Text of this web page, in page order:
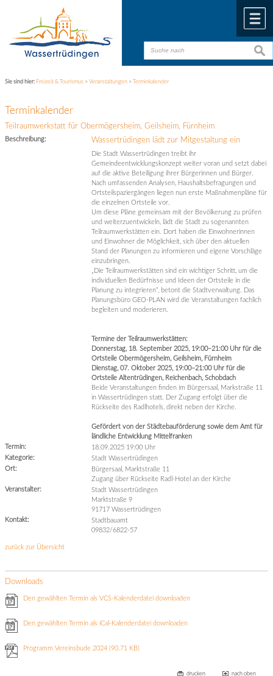
Sie sind hier: Freizeit & Tourismus >Veranstaltungen > Terminkalender
Terminkalender
Teilraumwerkstatt für Obermögersheim, Geilsheim, Fürnheim
Beschreibung: Wassertrüdingen lädt zur Mitgestaltung ein
Die Stadt Wassertrüdingen treibt ihr
Gemeindeentwicklungskonzept weiter voran und setzt dabei
auf die aktive Beteiligung ihrer Bürgerinnen und Bürger.
Nach umfassenden Analysen, Haushaltsbefragungen und
Ortsteilspaziergängen liegen nun erste Maßnahmenpläne für
die einzelnen Ortsteile vor.
Um diese Pläne gemeinsam mit der Bevölkerung zu prüfen
und weiterzuentwickeln, lädt die Stadt zu sogenannten
Teilraumwerkstätten ein. Dort haben die Einwohnerinnen
und Einwohner die Möglichkeit, sich über den aktuellen
Stand der Planungen zu informieren und eigene Vorschläge
einzubringen.
„Die Teilraumwerkstätten sind ein wichtiger Schritt, um die
individuellen Bedürfnisse und Ideen der Ortsteile in die
Planung zu integrieren“, betont die Stadtverwaltung. Das
Planungsbüro GEO-PLAN wird die Veranstaltungen fachlich
begleiten und moderieren.
Termine der Teilraumwerkstätten:
Donnerstag, 18. September 2025, 19:00–21:00 Uhr für die
Ortsteile Obermögersheim, Geilsheim, Fürnheim
Dienstag, 07. Oktober 2025, 19:00–21:00 Uhr für die
Ortsteile Altentrüdingen, Reichenbach, Schobdach
Beide Veranstaltungen finden im Bürgersaal, Markstraße 11
in Wassertrüdingen statt. Der Zugang erfolgt über die
Rückseite des Radlhotels, direkt neben der Kirche.
Gefördert von der Städtebauförderung sowie dem Amt für
ländliche Entwicklung Mittelfranken
Termin:
18.09.2025 19:00 Uhr
Kategorie:
Stadt Wassertrüdingen
Ort:
Bürgersaal, Marktstraße 11
Zugang über Rückseite Radl-Hotel an der Kirche
Veranstalter:
Stadt Wassertrüdingen
Marktstraße 9
91717 Wassertrüdingen
Kontakt:
Stadtbauamt
09832/6822-57
zurück zur Übersicht
Downloads
Den gewählten Termin als VCS-Kalenderdatei downloaden
Den gewählten Termin als iCal-Kalenderdatei downloaden
Programm Vereinsbude 2024(90.71 KB)
drucken nach oben